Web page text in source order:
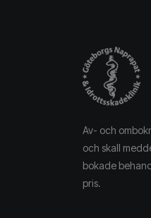
Av- och
och skall
bokade
pris.